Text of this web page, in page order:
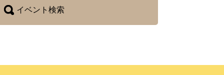
イベント検索